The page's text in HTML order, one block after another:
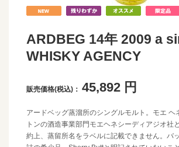
ARDBEG 14年 2009 a
WHISKY AGENCY
販売価格(税込)： 45,892 円
アードベッグ蒸溜所のシングルモルト。モエ ヘ
トンの酒造事業部門モエヘネシーディアジオ社
約上、蒸留所名をラベルに記載できません。バ